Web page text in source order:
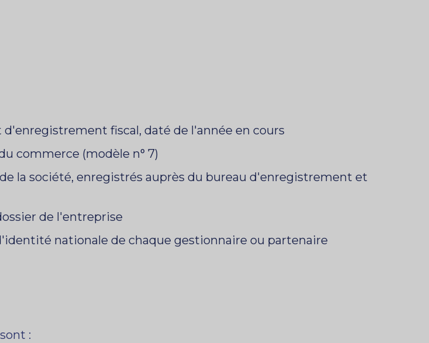
fiscal, daté de l'année en cours
commerce (modèle n° 7)
la société, enregistrés auprès du bureau d'enregistrement et
de l'entreprise
nationale de chaque gestionnaire ou partenaire
: